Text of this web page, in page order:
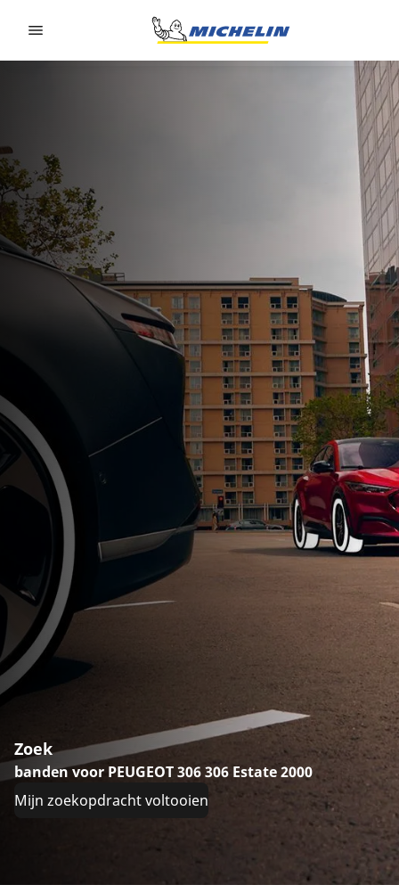
Zoek
banden voor PEUGEOT 306 306 Estate 2000
Mijn zoekopdracht voltooien